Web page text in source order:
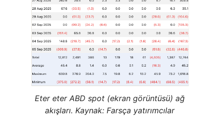
Eter eter ABD spot (ekran görüntüsü) ağ
akışları. Kaynak: Farsça yatırımcılar